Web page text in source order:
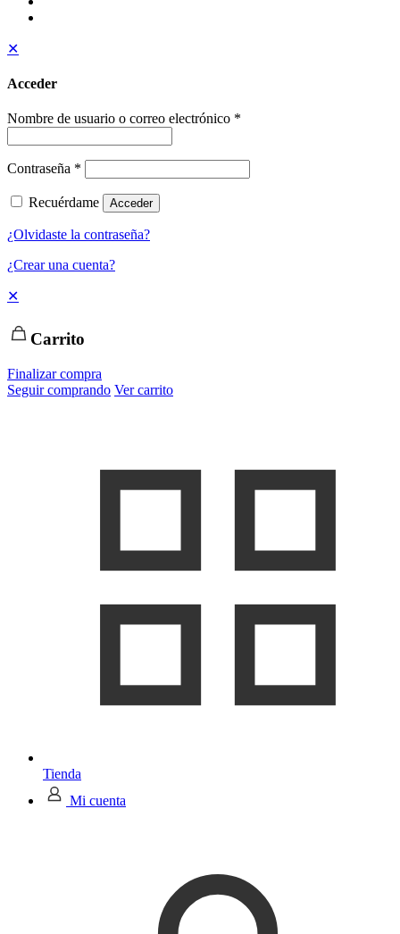
✕
Acceder
Nombre de usuario o correo electrónico *
Contraseña *
Recuérdame Acceder
¿Olvidaste la contraseña?
¿Crear una cuenta?
✕
Carrito
Finalizar compra
Seguir comprando Ver carrito
Tienda
Mi cuenta